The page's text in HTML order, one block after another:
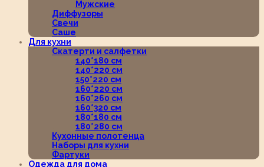
Мужские
Диффузоры
Свечи
Саше
Для кухни
Скатерти и салфетки
140*180 см
140*220 см
150*220 см
160*220 см
160*260 см
160*320 см
180*180 см
180*280 см
Кухонные полотенца
Наборы для кухни
Фартуки
Одежда для дома